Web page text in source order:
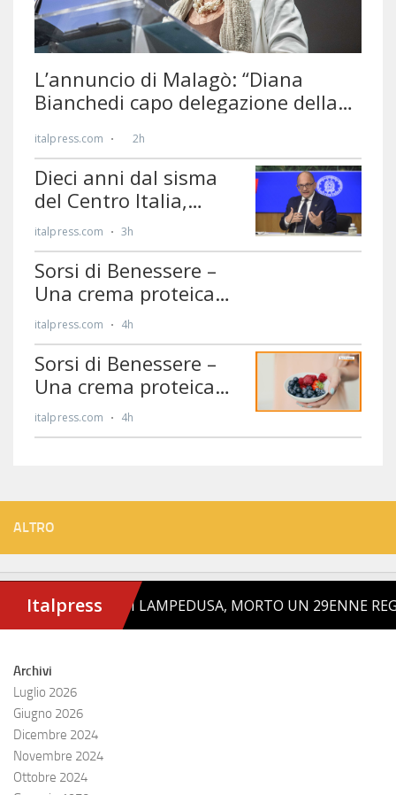
ALTRO
Archivi
Luglio 2026
Giugno 2026
Dicembre 2024
Novembre 2024
Ottobre 2024